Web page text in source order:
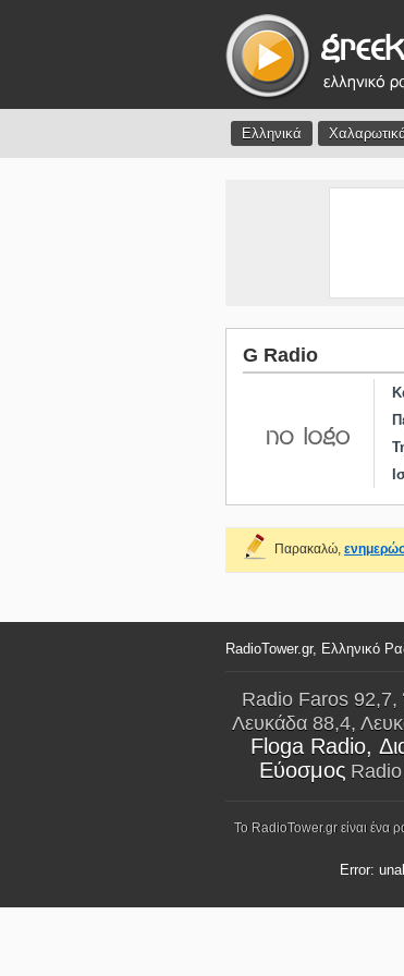
Ελληνικά
G Radio
Παρακαλώ,
RadioTower.gr, Ελληνικό
Radio Faros 92,7,
Λευκάδα 88,4,
Floga Radio,
Εύοσμος
Το RadioTower.gr είναι ένα
Error: